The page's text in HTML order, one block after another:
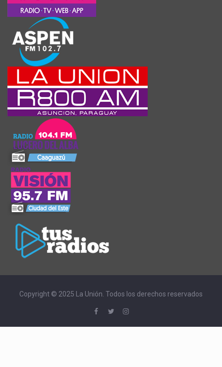
Copyright © 2025 La Unión. Todos los derechos reservados